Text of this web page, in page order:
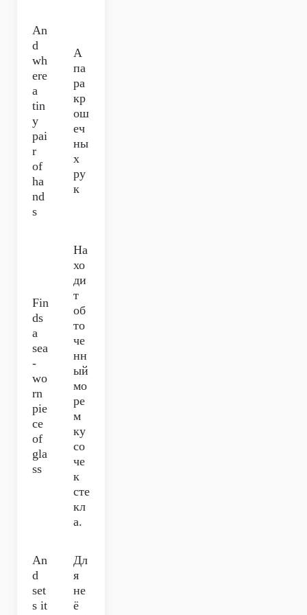
An
d
wh
ere
a
tin
y
pai
r
of
ha
nd
s
А
па
ра
кр
ош
еч
ны
х
ру
к
Fin
ds
a
sea
-
wo
rn
pie
ce
of
gla
ss
На
хо
ди
т
об
то
че
нн
ый
мо
ре
м
ку
со
че
к
сте
кл
а.
An
d
set
s it
Дл
я
не
ё